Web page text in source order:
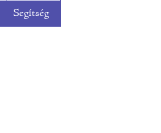
Segítség